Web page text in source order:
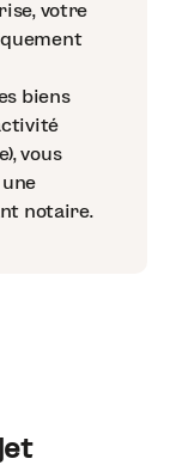
votre
biens
vous
notaire.